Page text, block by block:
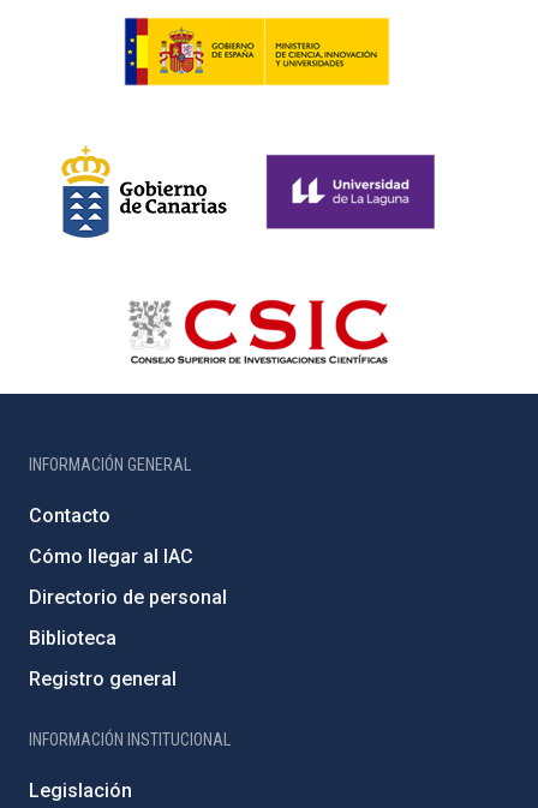
INFORMACIÓN GENERAL
Contacto
Cómo llegar al IAC
Directorio de personal
Biblioteca
Registro general
INFORMACIÓN INSTITUCIONAL
Legislación